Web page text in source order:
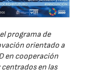
programa de
orientado a
en cooperación
en las